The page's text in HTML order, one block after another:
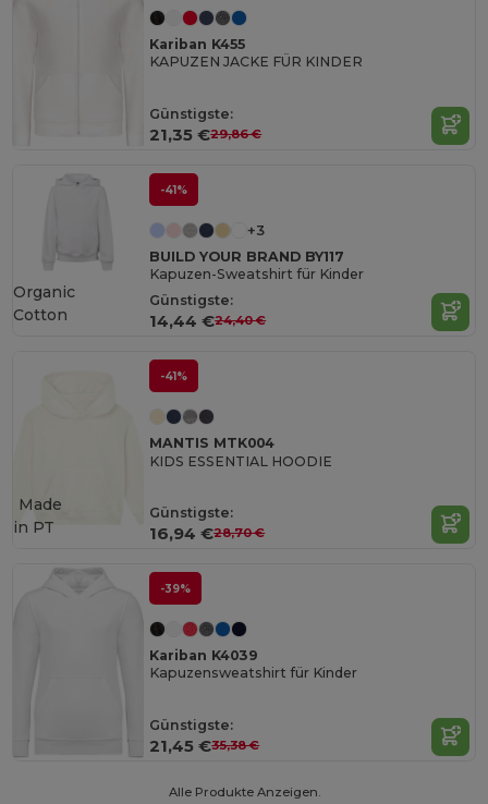
Kariban K455
KAPUZEN JACKE FÜR KINDER
Günstigste:
21,35 €29,86 €
-41%
+3
BUILD YOUR BRAND BY117
Kapuzen-Sweatshirt für Kinder
Günstigste:
14,44 €24,40 €
Organic
Cotton
-41%
MANTIS MTK004
KIDS ESSENTIAL HOODIE
Günstigste:
16,94 €28,70 €
Made
in PT
-39%
Kariban K4039
Kapuzensweatshirt für Kinder
Günstigste:
21,45 €35,38 €
Alle Produkte Anzeigen.